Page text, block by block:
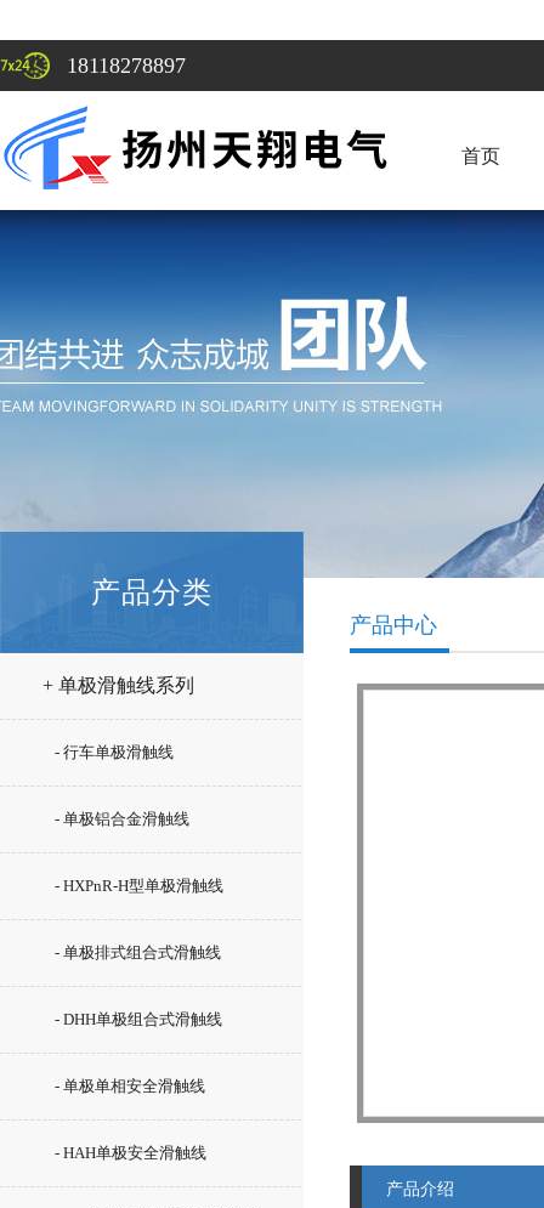
18118278897
首页
产品分类
+ 单极滑触线系列
- 行车单极滑触线
- 单极铝合金滑触线
- HXPnR-H型单极滑触线
- 单极排式组合式滑触线
- DHH单极组合式滑触线
- 单极单相安全滑触线
- HAH单极安全滑触线
产品中心
产品介绍